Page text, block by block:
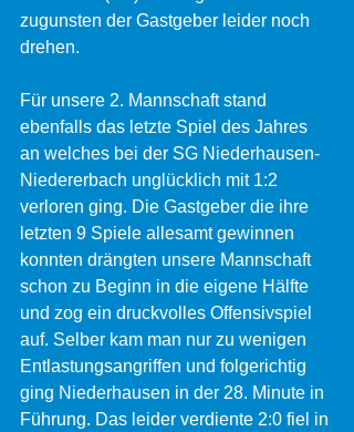
zugunsten der Gastgeber leider noch
drehen.
Für unsere 2. Mannschaft stand
ebenfalls das letzte Spiel des Jahres
an welches bei der SG Niederhausen-
Niedererbach unglücklich mit 1:2
verloren ging. Die Gastgeber die ihre
letzten 9 Spiele allesamt gewinnen
konnten drängten unsere Mannschaft
schon zu Beginn in die eigene Hälfte
und zog ein druckvolles Offensivspiel
auf. Selber kam man nur zu wenigen
Entlastungsangriffen und folgerichtig
ging Niederhausen in der 28. Minute in
Führung. Das leider verdiente 2:0 fiel in